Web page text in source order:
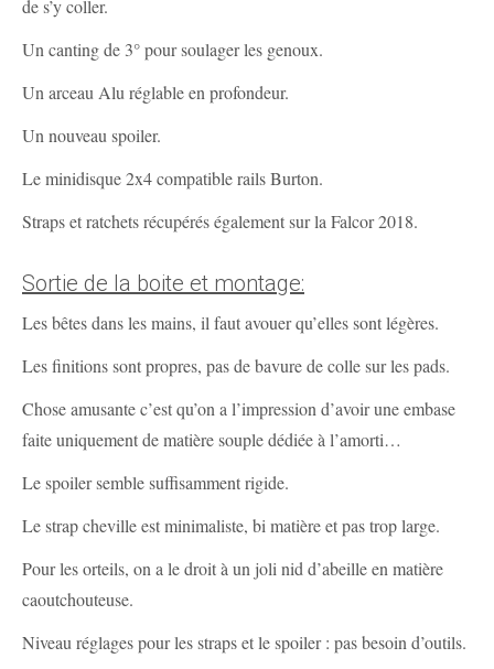
de s’y coller.
Un canting de 3° pour soulager les genoux.
Un arceau Alu réglable en profondeur.
Un nouveau spoiler.
Le minidisque 2x4 compatible rails Burton.
Straps et ratchets récupérés également sur la Falcor 2018.
Sortie de la boite et montage:
Les bêtes dans les mains, il faut avouer qu’elles sont légères.
Les finitions sont propres, pas de bavure de colle sur les pads.
Chose amusante c’est qu’on a l’impression d’avoir une embase
faite uniquement de matière souple dédiée à l’amorti…
Le spoiler semble suffisamment rigide.
Le strap cheville est minimaliste, bi matière et pas trop large.
Pour les orteils, on a le droit à un joli nid d’abeille en matière
caoutchouteuse.
Niveau réglages pour les straps et le spoiler : pas besoin d’outils.